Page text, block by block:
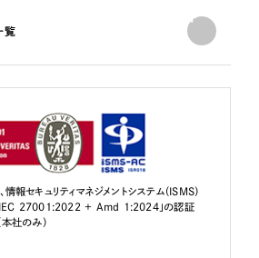
覧
情報セキュリティマネジメントシステム（ISMS）
IEC 27001:2022 + Amd 1:2024」の認証
本社のみ）